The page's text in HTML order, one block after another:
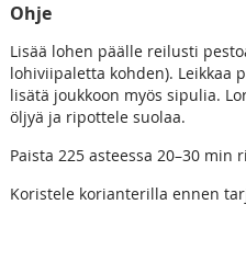
Ohje
Lisää lohen päälle reilusti
lohiviipaletta kohden). Leikkaa
lisätä joukkoon myös sipulia.
öljyä ja ripottele suolaa.
Paista 225 asteessa 20–30
Koristele korianterilla ennen